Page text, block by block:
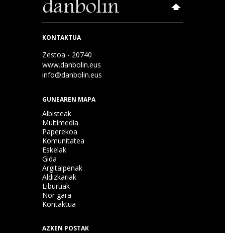
KONTAKTUA
Zestoa - 20740
www.danbolin.eus
info@danbolin.eus
GUNEAREN MAPA
Albisteak
Multimedia
Paperekoa
Komunitatea
Eskelak
Gida
Argitalpenak
Aldizkariak
Liburuak
Nor gara
Kontaktua
AZKEN POSTAK